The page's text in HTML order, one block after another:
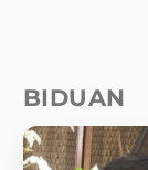
BIDUAN